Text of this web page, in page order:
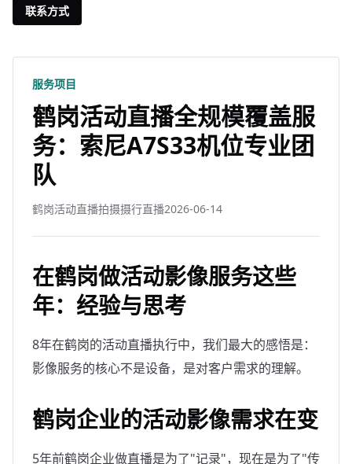
联系方式
服务项目
鹤岗活动直播全规模覆盖服
务：索尼A7S33机位专业团
队
鹤岗活动直播拍摄摄行直播2026-06-14
在鹤岗做活动影像服务这些
年：经验与思考
8年在鹤岗的活动直播执行中，我们最大的感悟是：
影像服务的核心不是设备，是对客户需求的理解。
鹤岗企业的活动影像需求在变
5年前鹤岗企业做直播是为了"记录"，现在是为了"传